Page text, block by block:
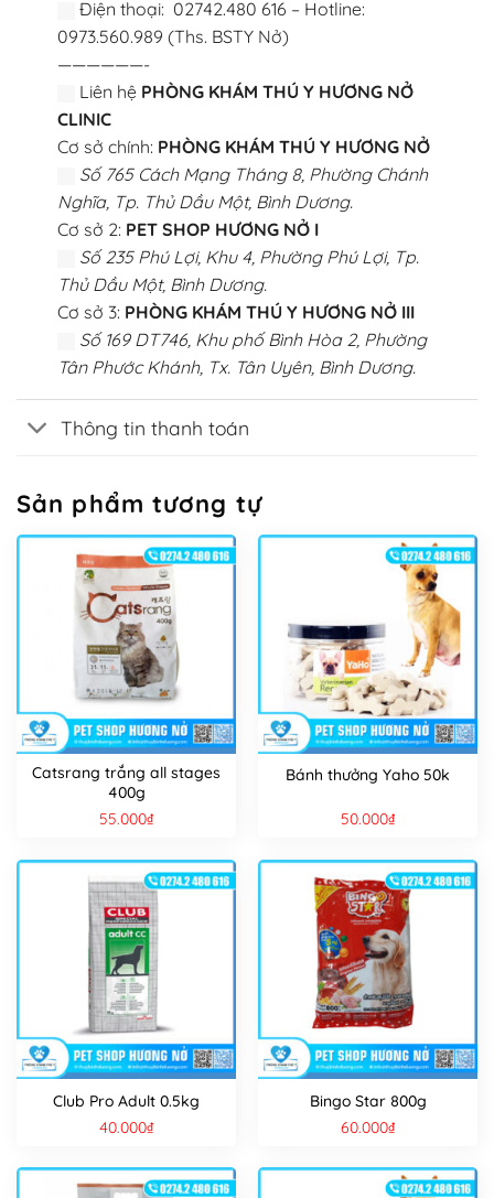
Điện thoại: 02742.480 616 – Hotline:
0973.560.989 (Ths. BSTY Nở)
——————-
Liên hệ PHÒNG KHÁM THÚ Y HƯƠNG NỞ
CLINIC
Cơ sở chính: PHÒNG KHÁM THÚ Y HƯƠNG NỞ
Số 765 Cách Mạng Tháng 8, Phường Chánh
Nghĩa, Tp. Thủ Dầu Một, Bình Dương.
Cơ sở 2: PET SHOP HƯƠNG NỞ I
Số 235 Phú Lợi, Khu 4, Phường Phú Lợi, Tp.
Thủ Dầu Một, Bình Dương.
Cơ sở 3: PHÒNG KHÁM THÚ Y HƯƠNG NỞ III
Số 169 DT746, Khu phố Bình Hòa 2, Phường
Tân Phước Khánh, Tx. Tân Uyên, Bình Dương.
Thông tin thanh toán
Sản phẩm tương tự
Catsrang trắng all stages
400g
55.000₫
Bánh thưởng Yaho 50k
50.000₫
Club Pro Adult 0.5kg
40.000₫
Bingo Star 800g
60.000₫